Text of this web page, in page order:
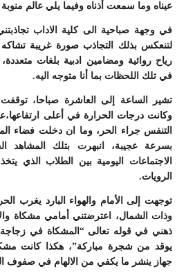
عيناه وما سمعت أذناه وفيما يلي عالم منوبة
في وجهة صباحية الى كلية الاداب
لتنعكس بذلك التجاذب صورة غريبة
رياح روائية ومضامين ادبية بلغات
في تلك اللحظات بما أنا متوجه اليه.
تشير الساعة إلى العاشرة صباحا،
وكانت درجات الحرارة في أعلى
التنفس جراء الحر، وما ان دخلت فضاء
بسرعة عجيبة، انبهرت بتلك المشاهد
الاجتماعات اليومية بين الطلاب الذي
الرويات.
توجهت إلى الأمام والهواء البارد يغرب
وذات الشمال، اعترضتني أمامي مشكاة
ذهني في قوله تعالى “المشكاة في
يوقد من شجرة مباركة”، هكذا كانت
جهاز ينشر ما يكفي من الالهام في صفوف